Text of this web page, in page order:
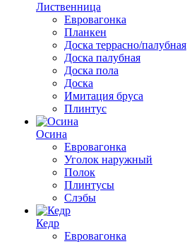
Лиственница
Евровагонка
Планкен
Доска террасно/палубная
Доска палубная
Доска пола
Доска
Имитация бруса
Плинтус
Осина
Евровагонка
Уголок наружный
Полок
Плинтусы
Слэбы
Кедр
Евровагонка